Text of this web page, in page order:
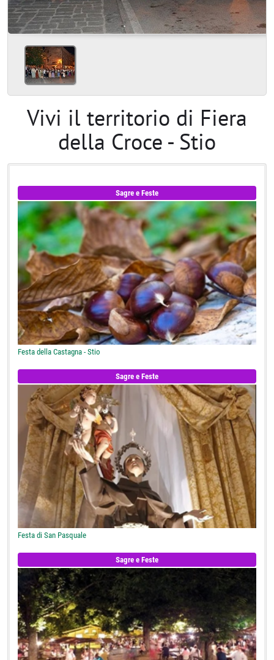
Vivi il territorio di Fiera
della Croce - Stio
Sagre e Feste
Festa della Castagna - Stio
Sagre e Feste
Festa di San Pasquale
Sagre e Feste